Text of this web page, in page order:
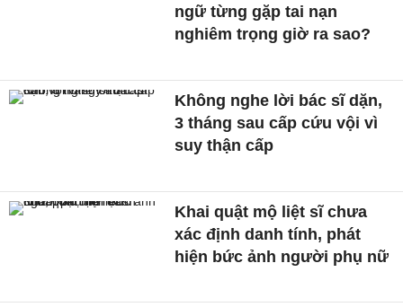
ngữ từng gặp tai nạn
nghiêm trọng giờ ra sao?
Không nghe lời bác sĩ dặn,
3 tháng sau cấp cứu vội vì
suy thận cấp
Khai quật mộ liệt sĩ chưa
xác định danh tính, phát
hiện bức ảnh người phụ nữ